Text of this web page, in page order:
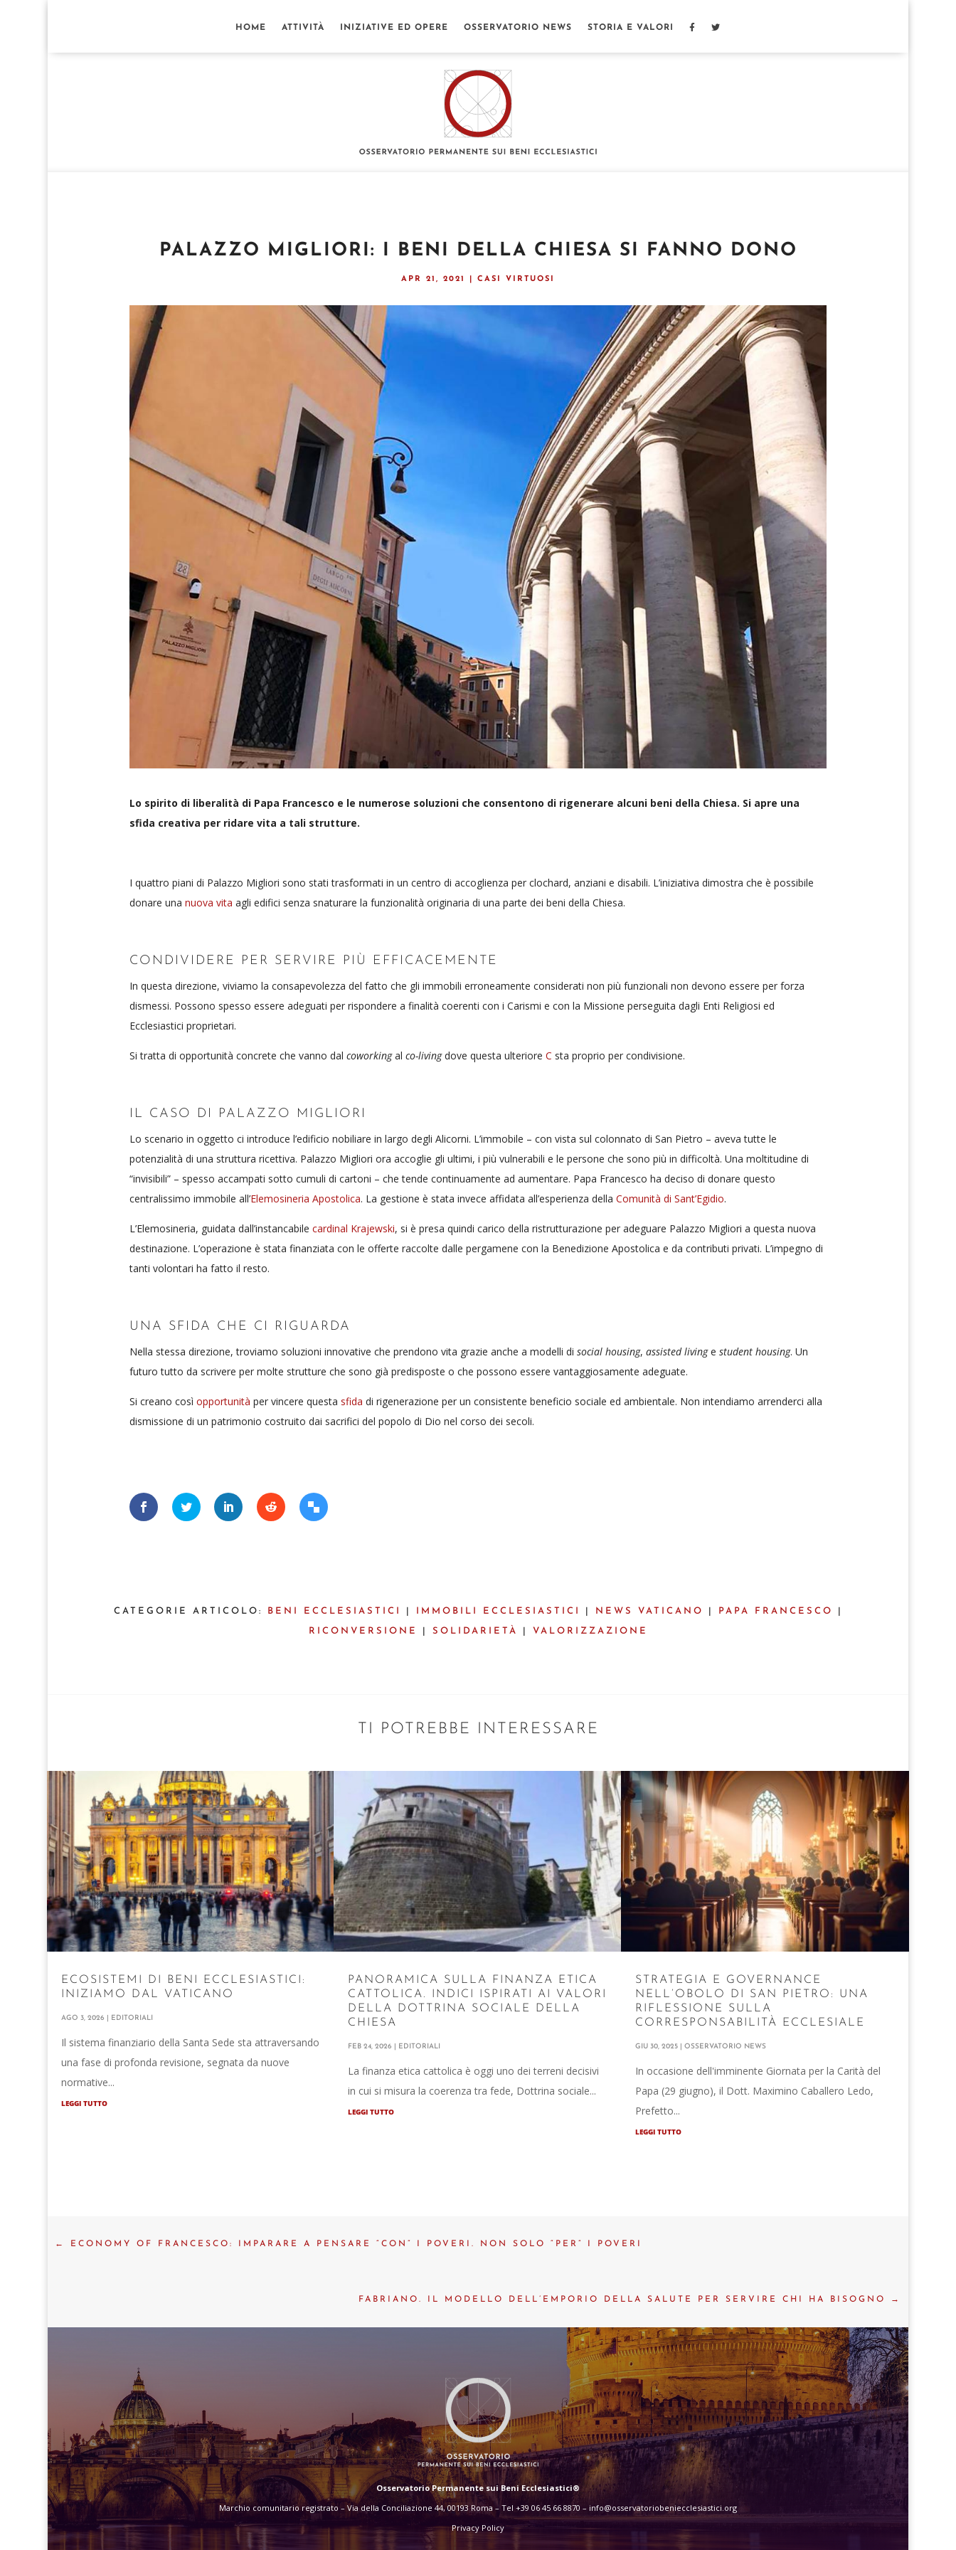
HOME ATTIVITÀ INIZIATIVE ED OPERE OSSERVATORIO NEWS STORIA E VALORI
PALAZZO MIGLIORI: I BENI DELLA CHIESA SI FANNO DONO
APR 21, 2021 CASI VIRTUOSI
​Lo spirito di liberalità di Papa Francesco e le numerose soluzioni che consentono di rigenerare alcuni beni della Chiesa. Si apre una
sfida creativa per ridare vita a tali strutture.
I quattro piani di Palazzo Migliori sono stati trasformati in un centro di accoglienza per clochard, anziani e disabili. L’iniziativa dimostra che è possibile
donare unanuova vita agli edifici senza snaturare la funzionalità originaria di una parte dei beni della Chiesa.
CONDIVIDERE PER SERVIRE PIÙ EFFICACEMENTE
In questa direzione, viviamo la consapevolezza del fatto che gli immobili erroneamente considerati non più funzionali non devono essere per forza
dismessi. Possono spesso essere adeguati per rispondere a finalità coerenti con i Carismi e con la Missione perseguita dagli Enti Religiosi ed
Ecclesiastici proprietari.
Si tratta di opportunità concrete che vanno dalcoworkingalco-livingdove questa ulteriore C sta proprio per condivisione.
IL CASO DI PALAZZO MIGLIORI
Lo scenario in oggetto ci introduce l’edificio nobiliare in largo degli Alicorni. L’immobile – con vista sul colonnato di San Pietro – aveva tutte le
potenzialità di una struttura ricettiva. Palazzo Migliori ora accoglie gli ultimi, i più vulnerabili e le persone che sono più in difficoltà. Una moltitudine di
“invisibili” – spesso accampati sotto cumuli di cartoni – che tende continuamente ad aumentare. Papa Francesco ha deciso di donare questo
centralissimo immobile all’Elemosineria Apostolica. La gestione è stata invece affidata all’esperienza dellaComunità di Sant’Egidio.
L’Elemosineria, guidata dall’instancabilecardinal Krajewski, si è presa quindi carico della ristrutturazione per adeguare Palazzo Migliori a questa nuova
destinazione. L’operazione è stata finanziata con le offerte raccolte dalle pergamene con la Benedizione Apostolica e da contributi privati. L’impegno di
tanti volontari ha fatto il resto.
UNA SFIDA CHE CI RIGUARDA
Nella stessa direzione, troviamo soluzioni innovative che prendono vita grazie anche a modelli disocial housing,assisted livingestudent housing. Un
futuro tutto da scrivere per molte strutture che sono già predisposte o che possono essere vantaggiosamente adeguate.
Si creano cosìopportunità per vincere questa sfida di rigenerazione per un consistente beneficio sociale ed ambientale. Non intendiamo arrenderci alla
dismissione di un patrimonio costruito dai sacrifici del popolo di Dio nel corso dei secoli.
CATEGORIE ARTICOLO: BENI ECCLESIASTICI IMMOBILI ECCLESIASTICI NEWS VATICANO PAPA FRANCESCO
RICONVERSIONE SOLIDARIETÀ VALORIZZAZIONE
TI POTREBBE INTERESSARE
ECOSISTEMI DI BENI ECCLESIASTICI:
INIZIAMO DAL VATICANO
AGO 3, 2026 EDITORIALI
Il sistema finanziario della Santa Sede sta attraversando
una fase di profonda revisione, segnata da nuove
normative...
LEGGI TUTTO
PANORAMICA SULLA FINANZA ETICA
CATTOLICA. INDICI ISPIRATI AI VALORI
DELLA DOTTRINA SOCIALE DELLA
CHIESA
FEB 24, 2026 EDITORIALI
La finanza etica cattolica è oggi uno dei terreni decisivi
in cui si misura la coerenza tra fede, Dottrina sociale...
LEGGI TUTTO
STRATEGIA E GOVERNANCE
NELL’OBOLO DI SAN PIETRO: UNA
RIFLESSIONE SULLA
CORRESPONSABILITÀ ECCLESIALE
GIU 30, 2025| OSSERVATORIO NEWS
In occasione dell'imminente Giornata per la Carità del
Papa (29 giugno), il Dott. Maximino Caballero Ledo,
Prefetto...
LEGGI TUTTO
← ECONOMY OF FRANCESCO: IMPARARE A PENSARE “CON” I POVERI. NON SOLO “PER” I POVERI
FABRIANO. IL MODELLO DELL’EMPORIO DELLA SALUTE PER SERVIRE CHI HA BISOGNO →
Osservatorio Permanente sui Beni Ecclesiastici®
Marchio comunitario registrato – Via della Conciliazione 44, 00193 Roma – Tel +39 06 45 66 8870 – info@osservatoriobeniecclesiastici.org
Privacy Policy